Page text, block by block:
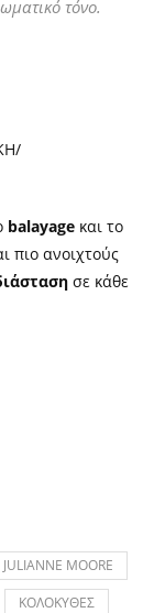
τόνο.
balayage και το
πιο ανοιχτούς
σε κάθε
JULIANNE MOORE
ΚΟΛΟΚΥΘΕΣ